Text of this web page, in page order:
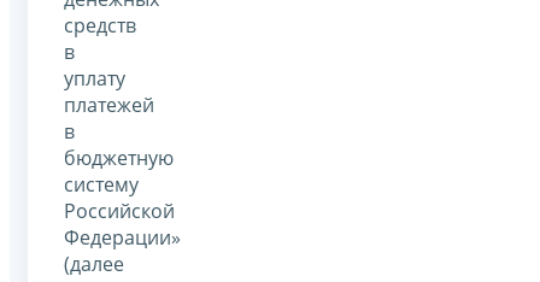
средств
в
уплату
платежей
в
бюджетную
систему
Российской
Федерации»
(далее